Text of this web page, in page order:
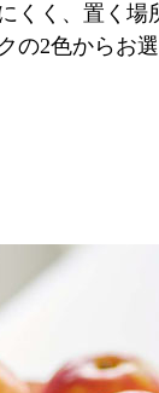
く、置く場
2色からお選